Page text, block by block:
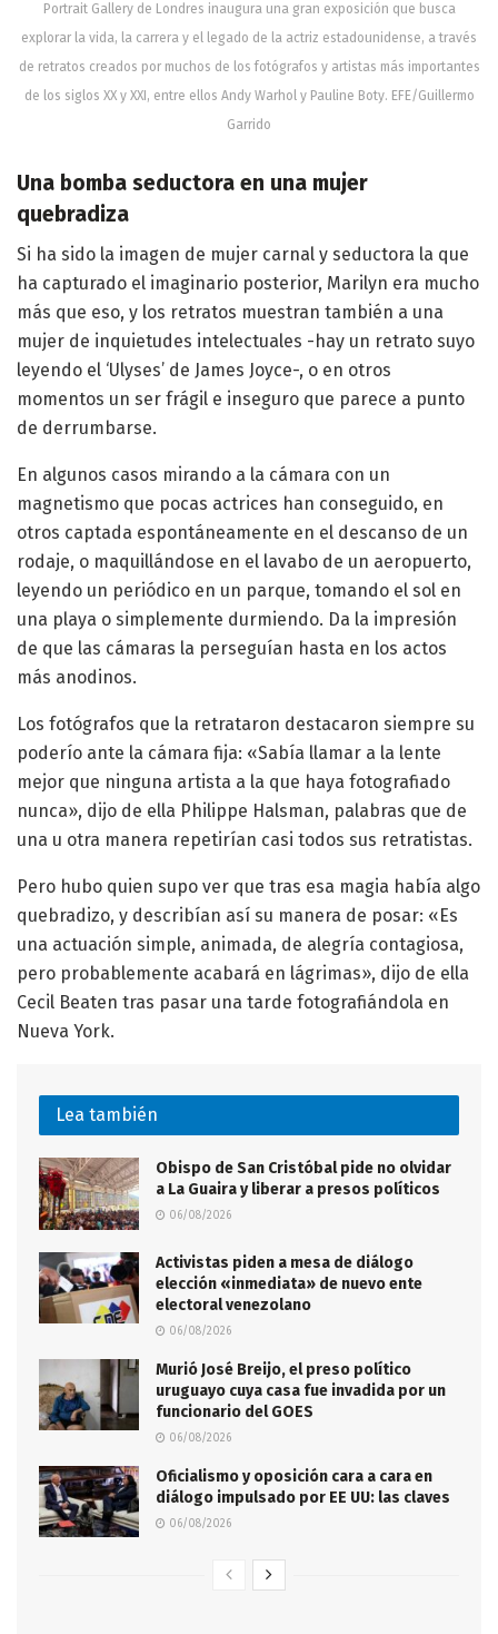
Portrait Gallery de Londres inaugura una gran exposición que busca
explorar la vida, la carrera y el legado de la actriz estadounidense, a través
de retratos creados por muchos de los fotógrafos y artistas más importantes
de los siglos XX y XXI, entre ellos Andy Warhol y Pauline Boty. EFE/Guillermo
Garrido
Una bomba seductora en una mujer
quebradiza
Si ha sido la imagen de mujer carnal y seductora la que
ha capturado el imaginario posterior, Marilyn era mucho
más que eso, y los retratos muestran también a una
mujer de inquietudes intelectuales -hay un retrato suyo
leyendo el ‘Ulyses’ de James Joyce-, o en otros
momentos un ser frágil e inseguro que parece a punto
de derrumbarse.
En algunos casos mirando a la cámara con un
magnetismo que pocas actrices han conseguido, en
otros captada espontáneamente en el descanso de un
rodaje, o maquillándose en el lavabo de un aeropuerto,
leyendo un periódico en un parque, tomando el sol en
una playa o simplemente durmiendo. Da la impresión
de que las cámaras la perseguían hasta en los actos
más anodinos.
Los fotógrafos que la retrataron destacaron siempre su
poderío ante la cámara fija: «Sabía llamar a la lente
mejor que ninguna artista a la que haya fotografiado
nunca», dijo de ella Philippe Halsman, palabras que de
una u otra manera repetirían casi todos sus retratistas.
Pero hubo quien supo ver que tras esa magia había algo
quebradizo, y describían así su manera de posar: «Es
una actuación simple, animada, de alegría contagiosa,
pero probablemente acabará en lágrimas», dijo de ella
Cecil Beaten tras pasar una tarde fotografiándola en
Nueva York.
Lea también
Obispo de San Cristóbal pide no olvidar
a La Guaira y liberar a presos políticos
06/08/2026
Activistas piden a mesa de diálogo
elección «inmediata» de nuevo ente
electoral venezolano
06/08/2026
Murió José Breijo, el preso político
uruguayo cuya casa fue invadida por un
funcionario del GOES
06/08/2026
Oficialismo y oposición cara a cara en
diálogo impulsado por EE UU: las claves
06/08/2026